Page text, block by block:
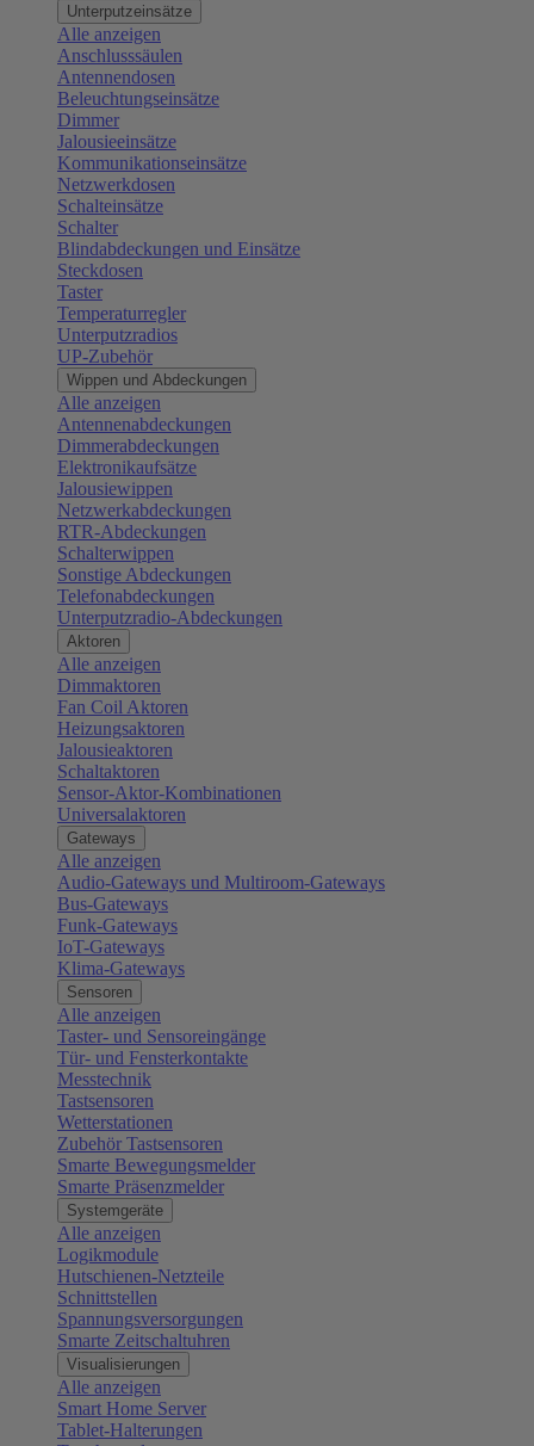
Unterputzeinsätze
Alle anzeigen
Anschlusssäulen
Antennendosen
Beleuchtungseinsätze
Dimmer
Jalousieeinsätze
Kommunikationseinsätze
Netzwerkdosen
Schalteinsätze
Schalter
Blindabdeckungen und Einsätze
Steckdosen
Taster
Temperaturregler
Unterputzradios
UP-Zubehör
Wippen und Abdeckungen
Alle anzeigen
Antennenabdeckungen
Dimmerabdeckungen
Elektronikaufsätze
Jalousiewippen
Netzwerkabdeckungen
RTR-Abdeckungen
Schalterwippen
Sonstige Abdeckungen
Telefonabdeckungen
Unterputzradio-Abdeckungen
Aktoren
Alle anzeigen
Dimmaktoren
Fan Coil Aktoren
Heizungsaktoren
Jalousieaktoren
Schaltaktoren
Sensor-Aktor-Kombinationen
Universalaktoren
Gateways
Alle anzeigen
Audio-Gateways und Multiroom-Gateways
Bus-Gateways
Funk-Gateways
IoT-Gateways
Klima-Gateways
Sensoren
Alle anzeigen
Taster- und Sensoreingänge
Tür- und Fensterkontakte
Messtechnik
Tastsensoren
Wetterstationen
Zubehör Tastsensoren
Smarte Bewegungsmelder
Smarte Präsenzmelder
Systemgeräte
Alle anzeigen
Logikmodule
Hutschienen-Netzteile
Schnittstellen
Spannungsversorgungen
Smarte Zeitschaltuhren
Visualisierungen
Alle anzeigen
Smart Home Server
Tablet-Halterungen